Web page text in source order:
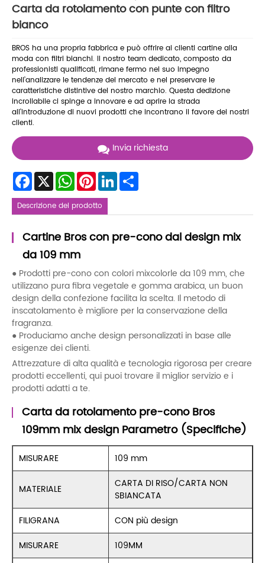
Carta da rotolamento con punte con filtro
bianco
BROS ha una propria fabbrica e può offrire ai clienti cartine alla
moda con filtri bianchi. Il nostro team dedicato, composto da
professionisti qualificati, rimane fermo nel suo impegno
nell’analizzare le tendenze del mercato e nel preservare le
caratteristiche distintive del nostro marchio. Questa dedizione
incrollabile ci spinge a innovare e ad aprire la strada
all'introduzione di nuovi prodotti che incontrano il favore dei nostri
clienti.
Invia richiesta
Facebook
X WhatsAppPinterestLinkedIn
Descrizione del prodotto
Cartine Bros con pre-cono dal design mix
da 109 mm
● Prodotti pre-cono con colori mixcolorle da 109 mm, che
utilizzano pura fibra vegetale e gomma arabica, un buon
design della confezione facilita la scelta. Il metodo di
inscatolamento è migliore per la conservazione della
fragranza.
● Produciamo anche design personalizzati in base alle
esigenze dei clienti.
Attrezzature di alta qualità e tecnologia rigorosa per creare
prodotti eccellenti, qui puoi trovare il miglior servizio e i
prodotti adatti a te.
Carta da rotolamento pre-cono Bros
109mm mix design Parametro (Specifiche)
MISURARE 109 mm
MATERIALE
CARTA DI RISO/CARTA NON
SBIANCATA
FILIGRANA
CON più design
MISURARE
109MM